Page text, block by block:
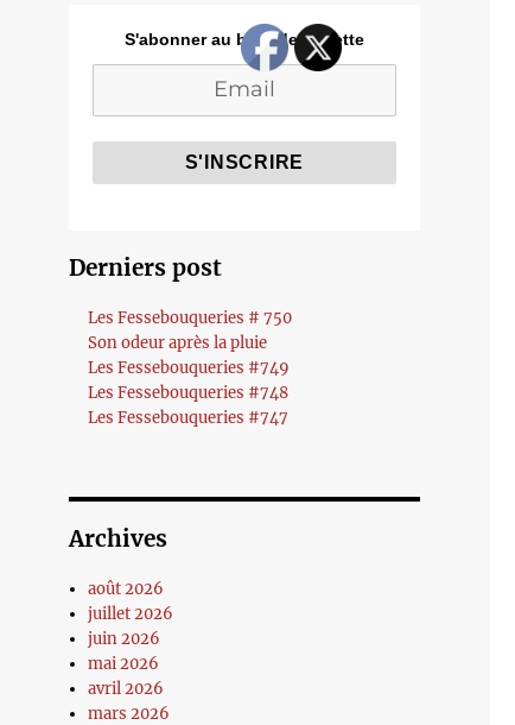
S'abonner au blog de Cozette
Derniers post
Les Fessebouqueries # 750
Son odeur après la pluie
Les Fessebouqueries #749
Les Fessebouqueries #748
Les Fessebouqueries #747
Archives
août 2026
juillet 2026
juin 2026
mai 2026
avril 2026
mars 2026